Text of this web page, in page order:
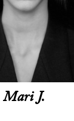
Mari J.